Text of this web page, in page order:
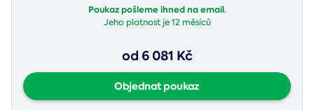
Poukaz pošleme ihned na email.
Jeho platnost je12 měsíců
od 6 081 Kč
Objednat poukaz